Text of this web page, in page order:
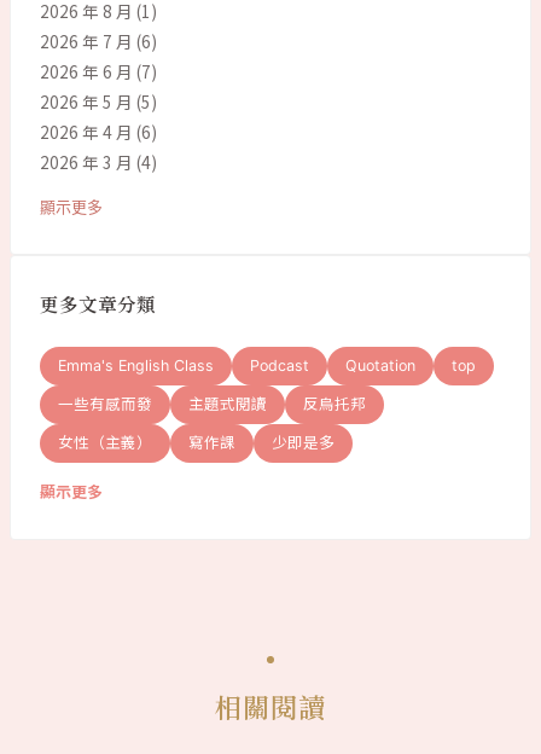
2026 年 8 月 (1)
2026 年 7 月 (6)
2026 年 6 月 (7)
2026 年 5 月 (5)
2026 年 4 月 (6)
2026 年 3 月 (4)
顯示更多
更多文章分類
Emma's English Class Podcast Quotation top
一些有感而發 主題式閱讀 反烏托邦
女性（主義） 寫作課 少即是多
顯示更多
相關閱讀